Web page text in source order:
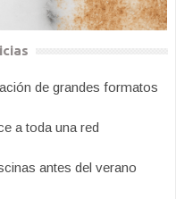
de grandes formatos
a toda una red
antes del verano